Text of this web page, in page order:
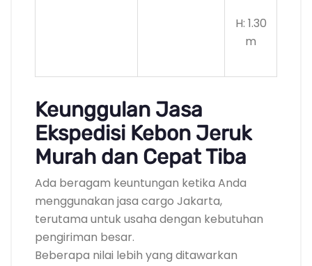
H: 1.30
m
Keunggulan Jasa
Ekspedisi Kebon Jeruk
Murah dan Cepat Tiba
Ada beragam keuntungan ketika Anda
menggunakan jasa cargo Jakarta,
terutama untuk usaha dengan kebutuhan
pengiriman besar.
Beberapa nilai lebih yang ditawarkan